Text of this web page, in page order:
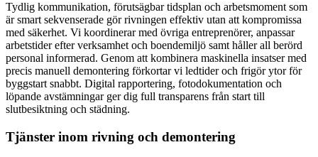
Tydlig kommunikation, förutsägbar tidsplan och arbetsmoment som
är smart sekvenserade gör rivningen effektiv utan att kompromissa
med säkerhet. Vi koordinerar med övriga entreprenörer, anpassar
arbetstider efter verksamhet och boendemiljö samt håller all berörd
personal informerad. Genom att kombinera maskinella insatser med
precis manuell demontering förkortar vi ledtider och frigör ytor för
byggstart snabbt. Digital rapportering, fotodokumentation och
löpande avstämningar ger dig full transparens från start till
slutbesiktning och städning.
Tjänster inom rivning och demontering